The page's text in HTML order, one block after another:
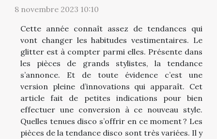
8 novembre 2023 10:10
Cette année connaît assez de tendances qui
vont changer les habitudes vestimentaires. Le
glitter est à compter parmi elles. Présente dans
les pièces de grands stylistes, la tendance
s’annonce. Et de toute évidence c’est une
version pleine d’innovations qui apparaît. Cet
article fait de petites indications pour bien
effectuer une conversion à ce nouveau style.
Quelles tenues disco s’offrir en ce moment ? Les
pièces de la tendance disco sont très variées. Il y